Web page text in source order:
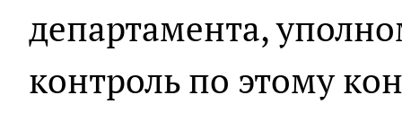
департамента,
контроль по этому